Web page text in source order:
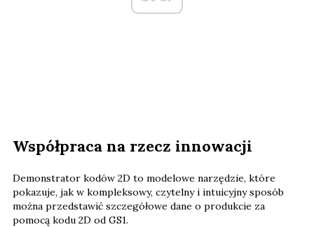
Współpraca na rzecz innowacji
Demonstrator kodów 2D to modelowe narzędzie, które
pokazuje, jak w kompleksowy, czytelny i intuicyjny sposób
można przedstawić szczegółowe dane o produkcie za
pomocą kodu 2D od GS1.